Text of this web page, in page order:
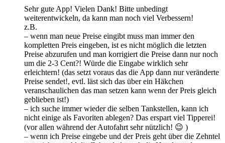
Sehr gute App! Vielen Dank! Bitte unbedingt
weiterentwickeln, da kann man noch viel Verbessern!
z.B.
– wenn man neue Preise eingibt muss man immer den
kompletten Preis eingeben, ist es nicht möglich die letzten
Preise abzurufen und man korrigiert die Preise dann nur noch
um die 2-3 Cent?! Würde die Eingabe wirklich sehr
erleichtern! (das setzt voraus das die App dann nur veränderte
Preise sendet!, evtl. läst sich das über ein Häkchen
veranschaulichen das man setzen kann wenn der Preis gleich
geblieben ist!)
– ich suche immer wieder die selben Tankstellen, kann ich
nicht einige als Favoriten ablegen? Das erspart viel Tipperei!
(vor allen während der Autofahrt sehr nützlich! 😉 )
– wenn ich Preise eingebe und der Preis geht über die Zehntel